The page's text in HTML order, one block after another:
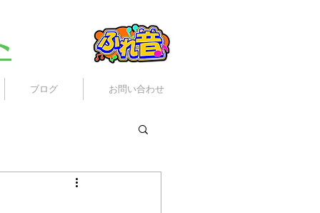
ブログ お問い合わせ